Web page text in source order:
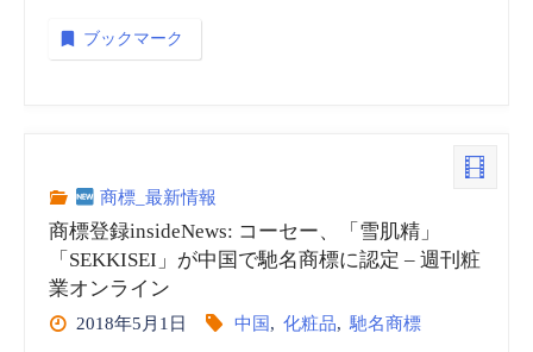
ブックマーク
商標_最新情報
商標登録insideNews: コーセー、「雪肌精」
「SEKKISEI」が中国で馳名商標に認定 – 週刊粧
業オンライン
2018年5月1日 中国, 化粧品, 馳名商標